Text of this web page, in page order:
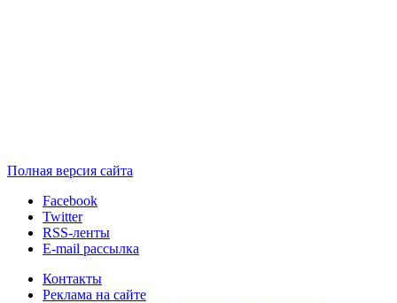
Полная версия сайта
Facebook
Twitter
RSS-ленты
E-mail рассылка
Контакты
Реклама на сайте